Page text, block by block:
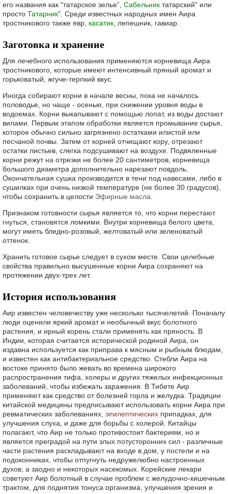
его названия как “татарское зелье”, Сабельник татарский” или
просто Татарник”. Среди известных народных имен Аира
тростникового также явр, касатик , лепешник, гавиар.
Заготовка и хранение
Для лечебного использования применяются корневища Аира
тростникового, которые имеют интенсивный пряный аромат и
горьковатый, жгуче-терпкий вкус.
Иногда собирают корни в начале весны, пока не началось
половодье, но чаще - осенью, при снижении уровня воды в
водоемах. Корни выкапывают с помощью лопат, из воды достают
вилами. Первым этапом обработки является промывание сырья,
которое обычно сильно загрязнено остатками илистой или
песчаной почвы. Затем от корней отчищают кору, отрезают
остатки листьев, слегка подсушивают на воздухе. Подвяленные
корни режут на отрезки не более 20 сантиметров, корневища
большого диаметра дополнительно нарезают повдоль.
Окончательная сушка производится в тени под навесами, либо в
сушилках при очень низкой температуре (не более 30 градусов),
чтобы сохранить в целости Эфирные масла
Признаком готовности сырья является то, что корни перестают
гнуться, становятся ломкими. Внутри корневища белого цвета,
могут иметь бледно-розовый, желтоватый или зеленоватый
оттенок.
Хранить готовое сырье следует в сухом месте. Свои целебные
свойства правильно высушенные корни Аира сохраняют на
протяжении двух-трех лет.
История использования
Аир известен человечеству уже несколько тысячелетий. Поначалу
люди оценили яркий аромат и необычный вкус болотного
растения, и ирный корень стали применять как пряность. В
Индии, которая считается исторической родиной Аира, он
издавна используется как приправа к мясным и рыбным блюдам,
и известен как антибактериальное средство. Стебли Аира на
востоке принято было жевать во времена широкого
распространения тифа, холеры и других тяжелых инфекционных
заболеваний, чтобы избежать заражения. В Тибете Аир
применяют как средство от болезней горла и желудка. Традиции
китайской медицины предписывают использовать корни Аира при
ревматических заболеваниях, эпилептических припадках, для
улучшения слуха, и даже для борьбы с холерой. Китайцы
полагают, что Аир не только противостоит бактериям, но и
является преградой на пути злых потусторонних сил - различные
части растения раскладывают на входе в дом, у постели и на
подоконниках, чтобы отпугнуть недружелюбно настроенных
духов, а заодно и некоторых насекомых. Корейские лекари
советуют Аир болотный в случае проблем с желудочно-кишечным
трактом, для поднятия тонуса организма, улучшения зрения и